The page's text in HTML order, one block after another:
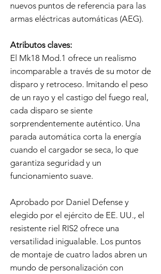
nuevos puntos de referencia para las
armas eléctricas automáticas (AEG).
Atributos claves:
El Mk18 Mod.1 ofrece un realismo
incomparable a través de su motor de
disparo y retroceso. Imitando el peso
de un rayo y el castigo del fuego real,
cada disparo se siente
sorprendentemente auténtico. Una
parada automática corta la energía
cuando el cargador se seca, lo que
garantiza seguridad y un
funcionamiento suave.
Aprobado por Daniel Defense y
elegido por el ejército de EE. UU., el
resistente riel RIS2 ofrece una
versatilidad inigualable. Los puntos
de montaje de cuatro lados abren un
mundo de personalización con